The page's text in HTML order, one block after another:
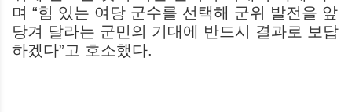
며 “힘 있는 여당 군수를 선택해 군위 발전을 앞
당겨 달라는 군민의 기대에 반드시 결과로 보답
하겠다”고 호소했다.